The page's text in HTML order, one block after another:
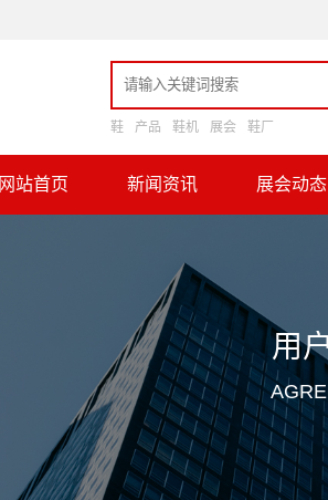
鞋 产品 鞋机 展会 鞋厂
网站首页 新闻资讯 展会动态
用